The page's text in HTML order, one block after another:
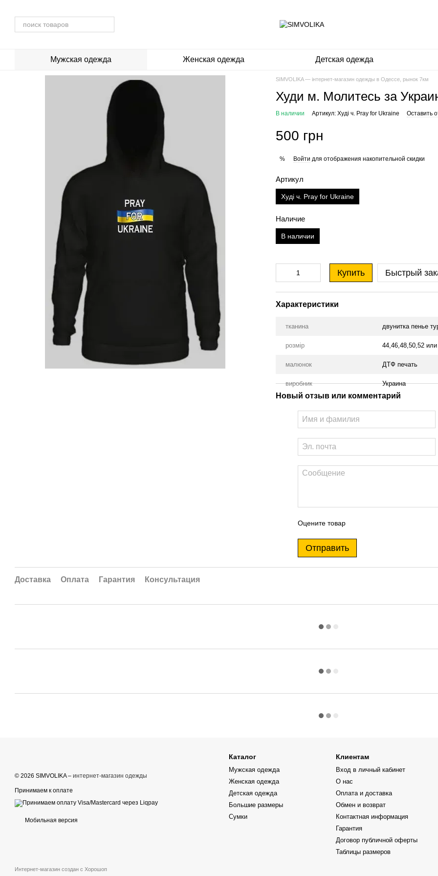
Мужская одежда Женская одежда Детская одежда
SIMVOLIKA — інтернет-магазин одежды в Одессе, рынок 7км
Худи м. Молитесь за
В наличии Артикул: Худі ч. Pray for Ukraine Оставить
500 грн
% Войти для отображения накопительной скидки
Артикул
Худі ч. Pray for Ukraine
Наличие
В наличии
Купить Быстрый
Характеристики
тканина двунитка пенье
розмір 44,46,48,50,52
малюнок ДТФ печать
виробник Украина
Новый отзыв или комментарий
Оцените товар
Отправить
Доставка Оплата Гарантия Консультация
© 2026 SIMVOLIKA – интернет-магазин одежды
Принимаем к оплате
Мобильная версия
Интернет-магазин создан с Хорошоп
Каталог
Мужская одежда
Женская одежда
Детская одежда
Большие размеры
Сумки
Клиентам
Вход в личный кабинет
О нас
Оплата и доставка
Обмен и возврат
Контактная информация
Гарантия
Договор публичной оферты
Таблицы размеров